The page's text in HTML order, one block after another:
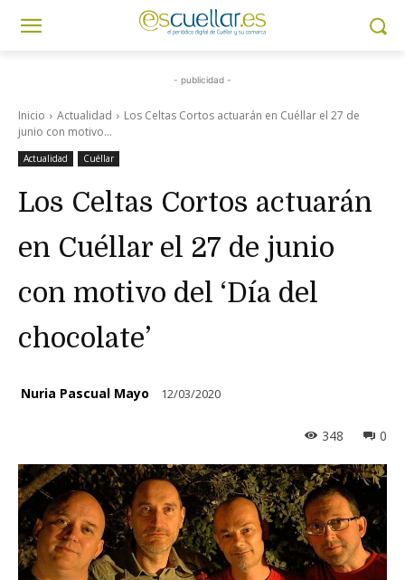
- publicidad -
Inicio Actualidad
Los Celtas Cortos actuarán en Cuéllar el 27 de
junio con motivo...
Actualidad Cuéllar
Los Celtas Cortos actuarán
en Cuéllar el 27 de junio
con motivo del ‘Día del
chocolate’
Nuria Pascual Mayo 12/03/2020
0
348